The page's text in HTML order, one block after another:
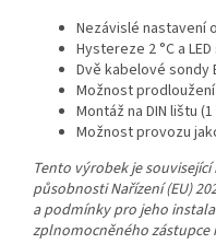
Nezávislé nastavení
Hystereze 2 °C a
Dvě kabelové sondy
Možnost prodloužení
Montáž na DIN lištu
Možnost provozu
Tento výrobek je
působnosti Nařízení (EU)
a podmínky pro jeho
zplnomocněného zástupce